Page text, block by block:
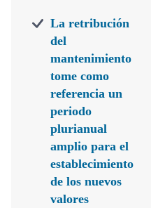
La retribución
del
mantenimiento
tome como
referencia un
periodo
plurianual
amplio para el
establecimiento
de los nuevos
valores